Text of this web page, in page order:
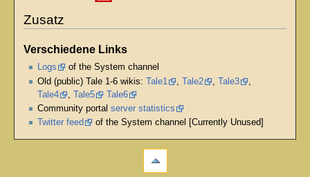
Zusatz
Verschiedene Links
Logs
of the System channel
Old (public) Tale 1-6 wikis: Tale1 Tale2 Tale3
Tale4
Tale5
Tale6
Community portal server statistics
Twitter feed
of the System channel [Currently Unused]